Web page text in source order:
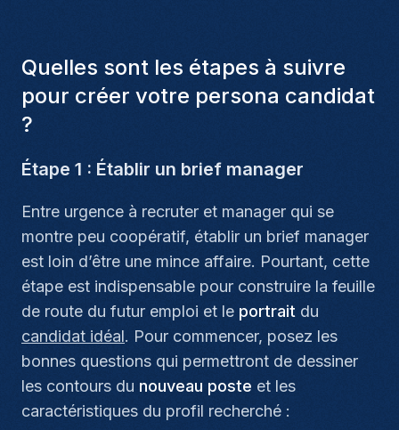
Quelles sont les étapes à suivre
pour créer votre persona candidat
?
Étape 1 : Établir un brief manager
Entre urgence à recruter et manager qui se
montre peu coopératif, établir un brief manager
est loin d’être une mince affaire. Pourtant, cette
étape est indispensable pour construire la feuille
de route du futur emploi et le portrait du
candidat idéal. Pour commencer, posez les
bonnes questions qui permettront de dessiner
les contours du nouveau poste et les
caractéristiques du profil recherché :